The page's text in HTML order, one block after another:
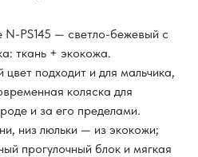
N-PS145 — светло-бежевый с
ткань + экокожа.
подходит и для мальчика,
коляска для
и за его пределами.
низ люльки — из экокожи;
прогулочный блок и мягкая